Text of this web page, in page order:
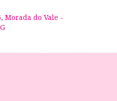
Morada do Vale -